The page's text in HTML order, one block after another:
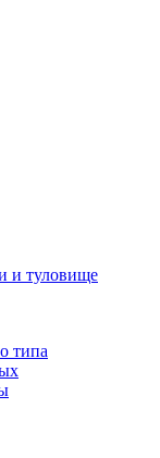
и туловище
типа